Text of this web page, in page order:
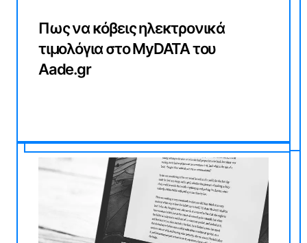
Πως να κόβεις ηλεκτρονικά
τιμολόγια στο MyDATA του
Aade.gr